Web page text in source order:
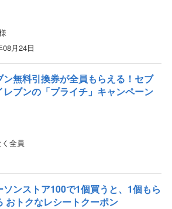
08月24日
ン無料引換券が全員もらえる！セブ
レブンの「プライチ」キャンペーン
全員
ソンストア100で1個買うと、1個もら
おトクなレシートクーポン